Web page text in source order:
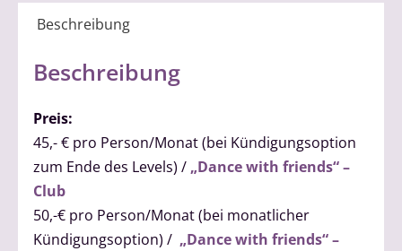
Beschreibung
Beschreibung
Preis:
45,- € pro Person/Monat (bei Kündigungsoption
zum Ende des Levels) / „Dance with friends“ –
Club
50,-€ pro Person/Monat (bei monatlicher
Kündigungsoption) / „Dance with friends“ –